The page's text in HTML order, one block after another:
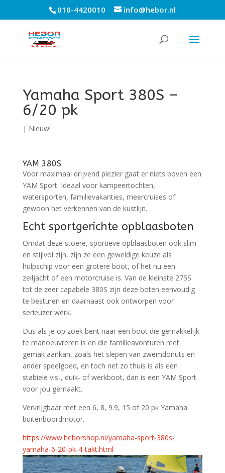
010-4420010 info@hebor.nl
Yamaha Sport 380S –
6/20 pk
| Nieuw!
YAM 380S
Voor maximaal drijvend plezier gaat er niets boven een
YAM Sport. Ideaal voor kampeertochten,
watersporten, familievakanties, meercruises of
gewoon het verkennen van de kustlijn.
Echt sportgerichte opblaasboten
Omdat deze stoere, sportieve opblaasboten ook slim
en stijlvol zijn, zijn ze een geweldige keuze als
hulpschip voor een grotere boot, of het nu een
zeiljacht of een motorcruise is. Van de kleinste 275S
tot de zeer capabele 380S zijn deze boten eenvoudig
te besturen en daarnaast ook ontworpen voor
serieuzer werk.
Dus als je op zoek bent naar een boot die gemakkelijk
te manoeuvreren is en die familieavonturen met
gemak aankan, zoals het slepen van zwemdonuts en
ander speelgoed, en toch net zo thuis is als een
stabiele vis-, duik- of werkboot, dan is een YAM Sport
voor jou gemaakt.
Verkrijgbaar met een 6, 8, 9.9, 15 of 20 pk Yamaha
buitenboordmotor.
https://www.heborshop.nl/yamaha-sport-380s-
yamaha-6-20-pk-4-takt.html